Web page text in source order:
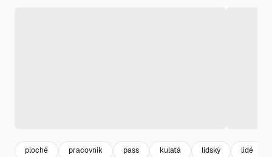
ploché pracovník pass kulatá lidský lidé